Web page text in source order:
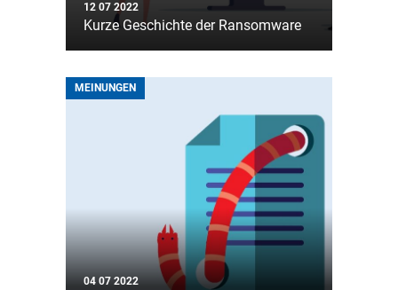
12 07 2022
Kurze Geschichte der Ransomware
MEINUNGEN
04 07 2022